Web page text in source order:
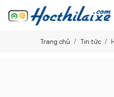
Trang chủ Tin tức